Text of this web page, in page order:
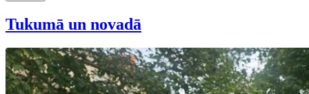
Tukumā un novadā